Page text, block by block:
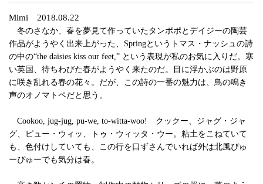
Mimi 2018.08.22
冬のさなか、春を夢見て作っていたタンポポとデイジーの陶芸
作品がようやく出来上がった、Springというトマス・ナッシュの詩
の中の“the daisies kiss our feet,” という表現が私のお気に入りだ。寒
い英国、待ちわびた春がようやく来たのだ。目に浮かぶのは野原
に咲き乱れる春の花々。だが、この詩の一番の魅力は、鳥の鳴き
声のオノマトペだと思う。
Cookoo, jug-jug, pu-we, to-witta-woo! クックー、ジャグ・ジャ
グ、ピュー・ウィッ、トゥ・ウィッタ・ウー。粘土をこねていて
も、色付けしていても、この行を口ずさんでいれば外は北風ぴゅ
ーぴゅーでも気分は春。